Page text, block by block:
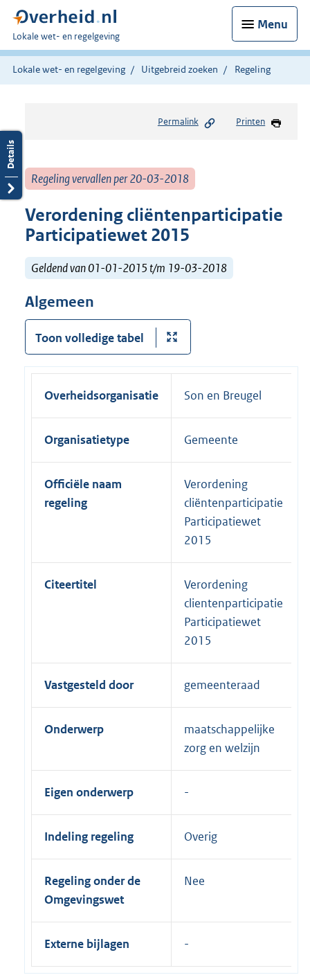
Menu
U
bent
hier:
Lokale wet- en regelgeving
Lokale wet- en regelgeving Uitgebreid zoeken Regeling
Permalink Printen
Regeling vervallen per 20-03-2018
Verordening cliëntenparticipatie
Participatiewet 2015
Geldend van 01-01-2015 t/m 19-03-2018
Algemeen
Toon volledige tabel
Overheidsorganisatie Son en Breugel
Organisatietype Gemeente
Officiële naam
regeling
Verordening
cliëntenparticipatie
Participatiewet
2015
Citeertitel
Verordening
clientenparticipatie
Participatiewet
2015
Vastgesteld door gemeenteraad
Onderwerp
maatschappelijke
zorg en welzijn
Eigen onderwerp
Indeling regeling Overig
Regeling onder de
Omgevingswet
Nee
Externe bijlagen